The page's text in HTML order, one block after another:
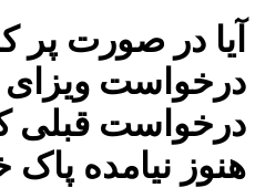
صورت پر کردن
ویزای
قبلی که
پاک